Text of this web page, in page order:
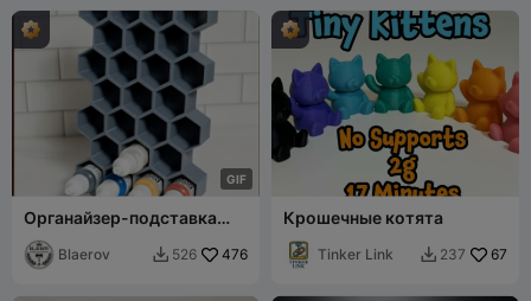
GIF
Органайзер-подставка
для флаконов с краской
Vallejo для миниатюр и
моделей
Blaerov  526 476
Крошечные котята
Tinker Link  237 67